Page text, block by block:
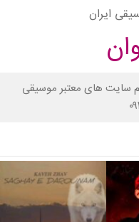
ایران
های معتبر موسیقی